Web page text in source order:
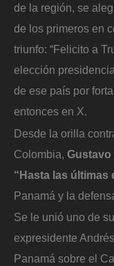
de la región, se
de los primeros en
triunfo: “Felicito a
elección
de ese país por
entonces en X.
Desde la orilla
Colombia, Gustavo
“Hasta las últimas
Panamá y la
Se le unió uno de
expresidente
Panamá sobre el